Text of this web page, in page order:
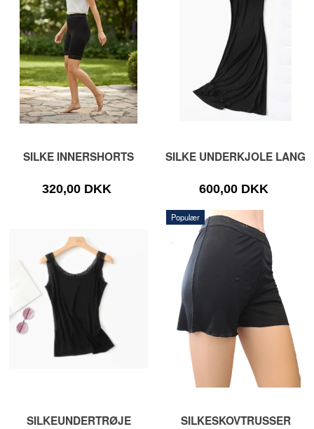
SILKE INNERSHORTS
320,00 DKK
SILKE UNDERKJOLE LANG
600,00 DKK
SILKEUNDERTRØJE
Populær
SILKESKOVTRUSSER